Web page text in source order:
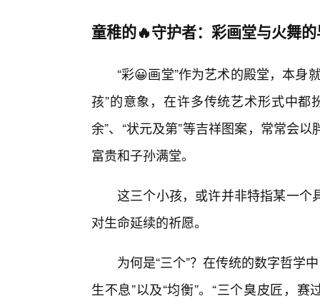
童稚的🔥守护者：彩画堂与火舞
“彩😀画堂”作为艺术的殿堂，本身
孩”的意象，在许多传统艺术形式中
余”、“状元及第”等吉祥图案，常常会
富贵和子孙满堂。
这三个小孩，或许并非特指某一个
对生命延续的祈愿。
为何是“三个”？在传统的数字哲学
生不息”以及“均衡”。“三个臭皮匠，